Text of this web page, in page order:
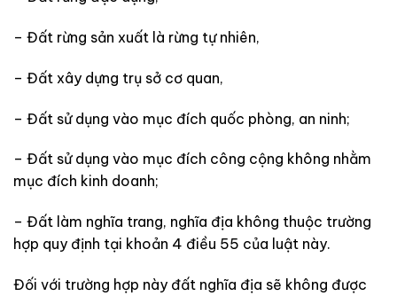
– Đất rừng sản xuất là rừng tự nhiên,
– Đất xây dựng trụ sở cơ quan,
– Đất sử dụng vào mục đích quốc phòng, an ninh;
– Đất sử dụng vào mục đích công cộng không nhằm
mục đích kinh doanh;
– Đất làm nghĩa trang, nghĩa địa không thuộc trường
hợp quy định tại khoản 4 điều 55 của luật này.
Đối với trường hợp này đất nghĩa địa sẽ không được